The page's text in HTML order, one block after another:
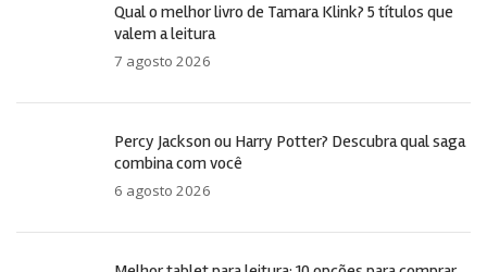
Qual o melhor livro de Tamara Klink? 5 títulos que
valem a leitura
7 agosto 2026
Percy Jackson ou Harry Potter? Descubra qual saga
combina com você
6 agosto 2026